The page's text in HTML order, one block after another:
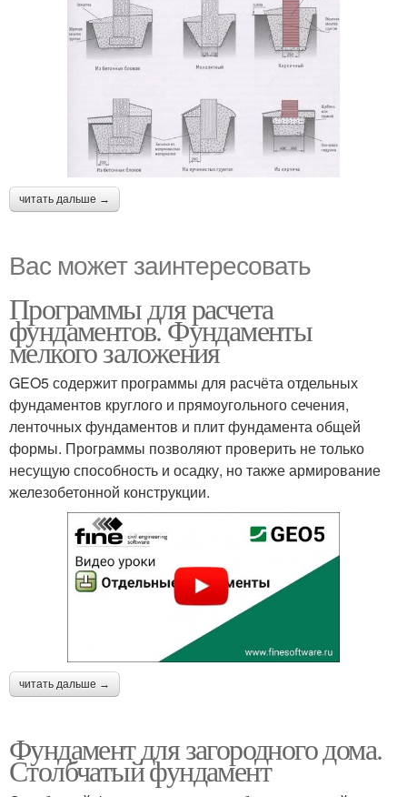
читать дальше →
Вас может заинтересовать
Программы для расчета
фундаментов. Фундаменты
мелкого заложения
GEO5 содержит программы для расчёта отдельных
фундаментов круглого и прямоугольного сечения,
ленточных фундаментов и плит фундамента общей
формы. Программы позволяют проверить не только
несущую способность и осадку, но также армирование
железобетонной конструкции.
читать дальше →
Фундамент для загородного дома.
Столбчатый фундамент